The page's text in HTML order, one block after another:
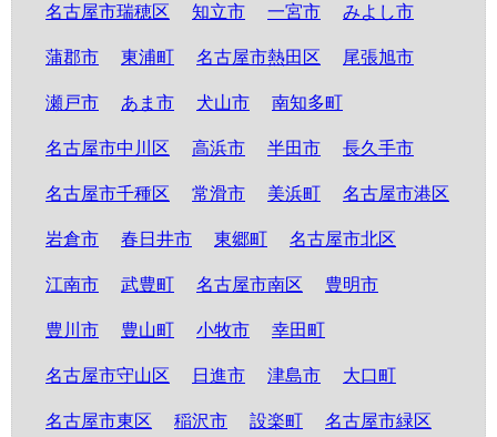
名古屋市瑞穂区 知立市 一宮市 みよし市
蒲郡市 東浦町 名古屋市熱田区 尾張旭市
瀬戸市 あま市 犬山市 南知多町
名古屋市中川区 高浜市 半田市 長久手市
名古屋市千種区 常滑市 美浜町 名古屋市港区
岩倉市 春日井市 東郷町 名古屋市北区
江南市 武豊町 名古屋市南区 豊明市
豊川市 豊山町 小牧市 幸田町
名古屋市守山区 日進市 津島市 大口町
名古屋市東区 稲沢市 設楽町 名古屋市緑区